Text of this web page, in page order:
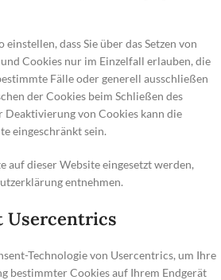
dass Sie über das Setzen von
Cookies nur im Einzelfall erlauben, die
Fälle oder generell ausschließen
der Cookies beim Schließen des
Deaktivierung von Cookies kann die
eingeschränkt sein.
auf dieser Website eingesetzt werden,
entnehmen.
Usercentrics
Technologie von Usercentrics, um Ihre
bestimmter Cookies auf Ihrem Endgerät